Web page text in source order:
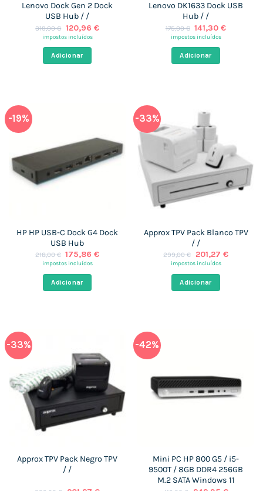
Lenovo Dock Gen 2 Dock
USB Hub / /
319,00€ O
preço
era:
319,00 €.
120,96 €O
impostos incluídos
Adicionar
Lenovo DK1633 Dock USB
Hub / /
175,00€ O
preço
era:
175,00 €.
141,30€O
impostos incluídos
Adicionar
-19%
HP HP USB-C Dock G4 Dock
USB Hub
218,00€ O
preço
era:
218,00 €.
175,86€O
impostos incluídos
Adicionar
-33%
Approx TPV Pack Blanco TPV
/ /
299,00€
O
preço
era:
299,00 €.
201,27 €O
impostos incluídos
Adicionar
-33%
Approx TPV Pack Negro TPV
/ /
-42%
Mini PC HP 800 G5 / i5-
9500T / 8GB DDR4 256GB
M.2 SATA Windows 11